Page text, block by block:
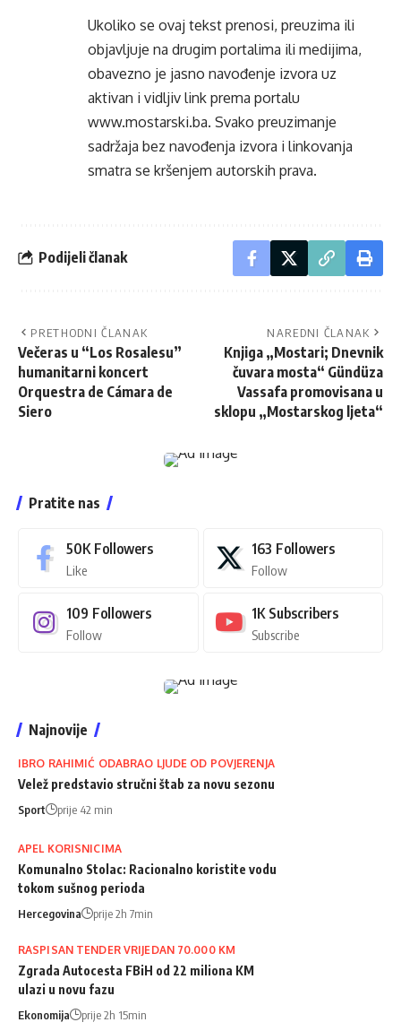
Ukoliko se ovaj tekst prenosi, preuzima ili
objavljuje na drugim portalima ili medijima,
obavezno je jasno navođenje izvora uz
aktivan i vidljiv link prema portalu
www.mostarski.ba. Svako preuzimanje
sadržaja bez navođenja izvora i linkovanja
smatra se kršenjem autorskih prava.
Podijeli članak
PRETHODNI ČLANAK
Večeras u “Los Rosalesu”
humanitarni koncert
Orquestra de Cámara de
Siero
NAREDNI ČLANAK
Knjiga „Mostari; Dnevnik
čuvara mosta“ Gündüza
Vassafa promovisana u
sklopu „Mostarskog ljeta“
Pratite nas
50K Followers
Like
163 Followers
Follow
109 Followers
Follow
1K Subscribers
Subscribe
Najnovije
IBRO RAHIMIĆ ODABRAO LJUDE OD POVJERENJA
Velež predstavio stručni štab za novu sezonu
Sport prije 42 min
APEL KORISNICIMA
Komunalno Stolac: Racionalno koristite vodu
tokom sušnog perioda
Hercegovina prije 2h 7min
RASPISAN TENDER VRIJEDAN 70.000 KM
Zgrada Autocesta FBiH od 22 miliona KM
ulazi u novu fazu
Ekonomija prije 2h 15min